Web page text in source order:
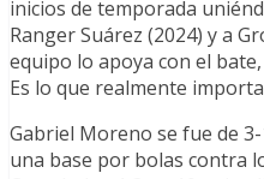
inicios de temporada
Ranger Suárez (2024) y a
equipo lo apoya con el
Es lo que realmente
Gabriel Moreno se fue de
una base por bolas contra